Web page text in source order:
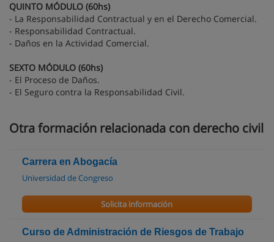
QUINTO MÓDULO (60hs)
- La Responsabilidad Contractual y en el Derecho Comercial.
- Responsabilidad Contractual.
- Daños en la Actividad Comercial.
SEXTO MÓDULO (60hs)
- El Proceso de Daños.
- El Seguro contra la Responsabilidad Civil.
Otra formación relacionada con derecho civil
Carrera en Abogacía
Universidad de Congreso
Solicita información
Curso de Administración de Riesgos de Trabajo